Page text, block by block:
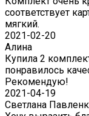
соответствует
мягкий.
2021-02-20
Алина
Купила 2
понравилось
Рекомендую!
2021-04-19
Светлана